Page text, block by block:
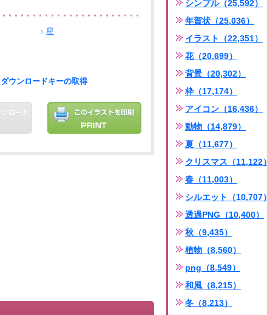
星
ダウンロードキーの取得
シンプル（25,592）
年賀状（25,036）
イラスト（22,351）
花（20,699）
背景（20,302）
枠（17,174）
アイコン（16,436）
動物（14,879）
夏（11,677）
クリスマス（11,122）
春（11,003）
シルエット（10,707）
透過PNG（10,400）
秋（9,435）
植物（8,560）
png（8,549）
和風（8,215）
冬（8,213）